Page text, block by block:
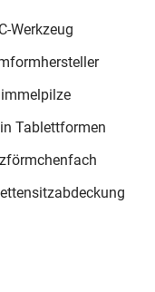
Werkzeug
Tablettformen